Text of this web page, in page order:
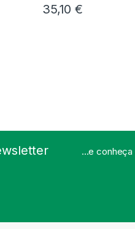
35,10€
...e conheça